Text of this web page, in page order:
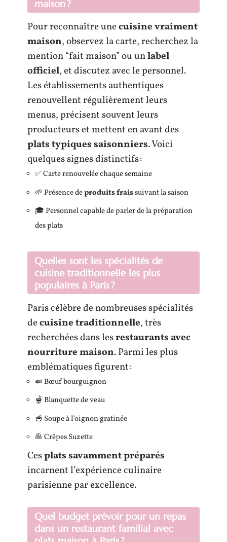
maison ?
Pour reconnaître unecuisine vraiment
maison, observez la carte, recherchez la
mention “fait maison” ou unlabel
officiel, et discutez avec le personnel.
Les établissements authentiques
renouvellent régulièrement leurs
menus, précisent souvent leurs
producteurs et mettent en avant des
plats typiques saisonniers. Voici
quelques signes distinctifs :
✅ Carte renouvelée chaque semaine
🌱 Présence deproduits fraissuivant la saison
🎓 Personnel capable de parler de la préparation
des plats
Quelles sont les spécialités de
cuisine traditionnelle les plus
populaires à Paris ?
Paris célèbre de nombreuses spécialités
decuisine traditionnelle, très
recherchées dans lesrestaurants avec
nourriture maison. Parmi les plus
emblématiques figurent :
🍛 Bœuf bourguignon
🫕 Blanquette de veau
🥣 Soupe à l’oignon gratinée
🥞 Crêpes Suzette
Cesplats savamment préparés
incarnent l’expérience culinaire
parisienne par excellence.
Quel budget prévoir pour un repas
dans un restaurant familial avec